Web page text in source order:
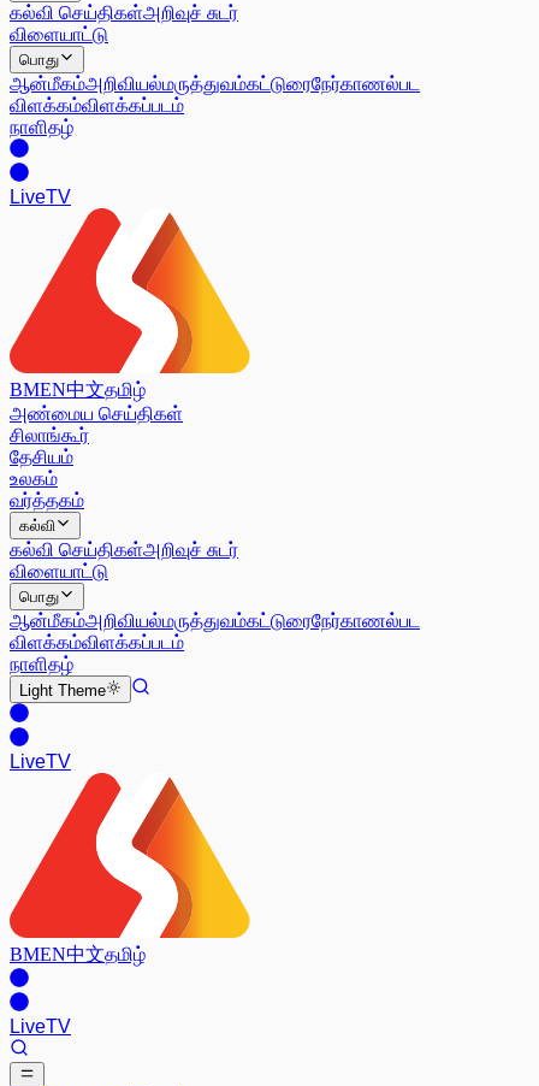
கல்வி செய்திகள்அறிவுச் சுடர்
விளையாட்டு
பொது
ஆன்மீகம்அறிவியல்மருத்துவம்கட்டுரைநேர்காணல்பட
விளக்கம்விளக்கப்படம்
நாளிதழ்
LiveTV
BMEN中文தமிழ்
அண்மைய செய்திகள்
சிலாங்கூர்
தேசியம்
உலகம்
வர்த்தகம்
கல்வி
கல்வி செய்திகள்அறிவுச் சுடர்
விளையாட்டு
பொது
ஆன்மீகம்அறிவியல்மருத்துவம்கட்டுரைநேர்காணல்பட
விளக்கம்விளக்கப்படம்
நாளிதழ்
Light Theme
LiveTV
BMEN中文தமிழ்
LiveTV